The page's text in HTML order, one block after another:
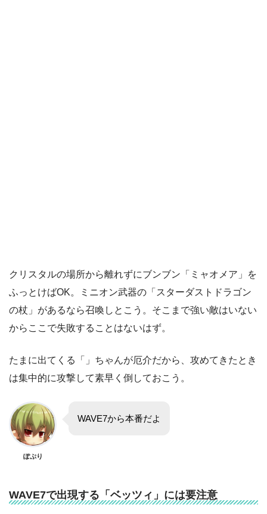
クリスタルの場所から離れずにブンブン「ミャオメア」を
ふっとけばOK。ミニオン武器の「スターダストドラゴン
の杖」があるなら召喚しとこう。そこまで強い敵はいない
からここで失敗することはないはず。
たまに出てくる「」ちゃんが厄介だから、攻めてきたとき
は集中的に攻撃して素早く倒しておこう。
ぽぷり
WAVE7から本番だよ
WAVE7で出現する「ベッツィ」には要注意